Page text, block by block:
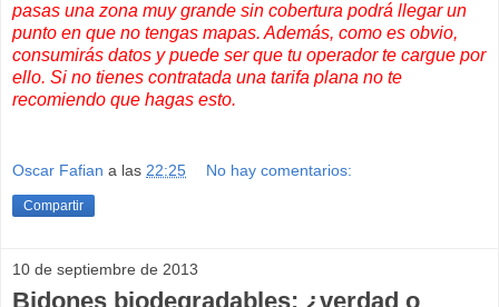
pasas una zona muy grande sin cobertura podrá llegar un
punto en que no tengas mapas. Además, como es obvio,
consumirás datos y puede ser que tu operador te cargue por
ello. Si no tienes contratada una tarifa plana no te
recomiendo que hagas esto.
Oscar Fafian a las 22:25 No hay comentarios:
Compartir
10 de septiembre de 2013
Bidones biodegradables: ¿verdad o